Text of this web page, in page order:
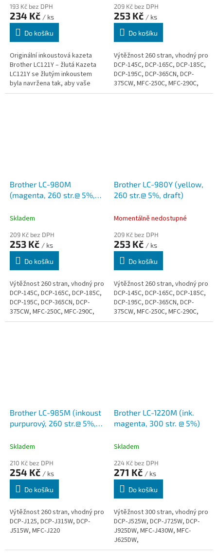
193 Kč bez DPH
234 Kč / ks
Do košíku
Originální inkoustová kazeta
Brother LC121Y – žlutá Kazeta
LC121Y se žlutým inkoustem
byla navržena tak, aby vaše
tištěné dokumenty byly vždy
209 Kč bez DPH
253 Kč / ks
Do košíku
Výtěžnost 260 stran, vhodný pro
DCP-145C, DCP-165C, DCP-185C,
DCP-195C, DCP-365CN, DCP-
375CW, MFC-250C, MFC-290C,
MFC-295CN
Brother LC-980M
(magenta, 260 str.@ 5%,
Skladem
209 Kč bez DPH
253 Kč / ks
Do košíku
Výtěžnost 260 stran, vhodný pro
DCP-145C, DCP-165C, DCP-185C,
DCP-195C, DCP-365CN, DCP-
375CW, MFC-250C, MFC-290C,
MFC-295CN
Brother LC-980Y (yellow,
260 str.@ 5%, draft)
Momentálně nedostupné
209 Kč bez DPH
253 Kč / ks
Do košíku
Výtěžnost 260 stran, vhodný pro
DCP-145C, DCP-165C, DCP-185C,
DCP-195C, DCP-365CN, DCP-
375CW, MFC-250C, MFC-290C,
MFC-295CN
Brother LC-985M (inkoust
purpurový, 260 str.@ 5%,
Skladem
210 Kč bez DPH
254 Kč / ks
Do košíku
Výtěžnost 260 stran, vhodný pro
DCP-J125, DCP-J315W, DCP-
J515W, MFC-J220
Brother LC-1220M (ink.
magenta, 300 str. @ 5%)
Skladem
224 Kč bez DPH
271 Kč / ks
Do košíku
Výtěžnost 300 stran, vhodný pro
DCP-J525W, DCP-J725W, DCP-
J925DW, MFC-J430W, MFC-
J625DW,